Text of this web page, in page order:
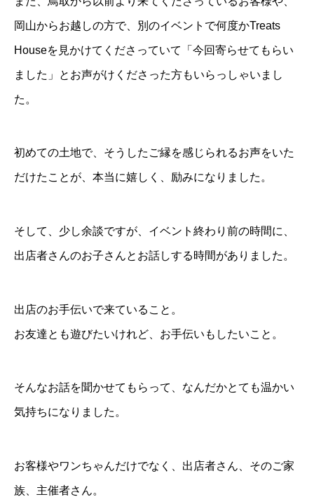
岡山からお越しの方で、別のイベントで何度かTreats
Houseを見かけてくださっていて「今回寄らせてもらい
ました」とお声がけくださった方もいらっしゃいまし
た。
初めての土地で、そうしたご縁を感じられるお声をいた
だけたことが、本当に嬉しく、励みになりました。
そして、少し余談ですが、イベント終わり前の時間に、
出店者さんのお子さんとお話しする時間がありました。
出店のお手伝いで来ていること。
お友達とも遊びたいけれど、お手伝いもしたいこと。
そんなお話を聞かせてもらって、なんだかとても温かい
気持ちになりました。
お客様やワンちゃんだけでなく、出店者さん、そのご家
族、主催者さん。